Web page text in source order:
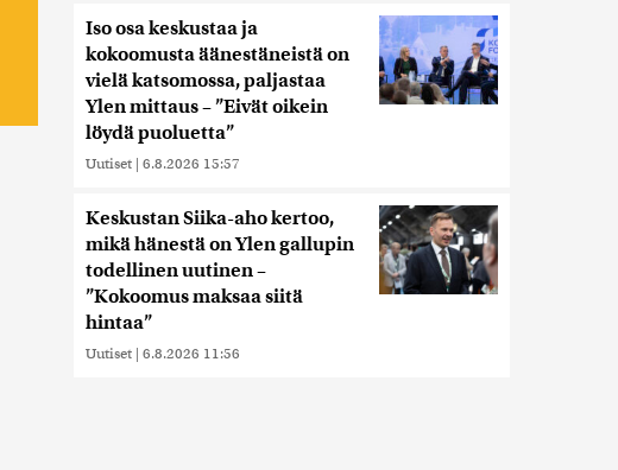
Iso osa keskustaa ja
kokoomusta äänestäneistä on
vielä katsomossa, paljastaa
Ylen mittaus – ”Eivät oikein
löydä puoluetta”
Uutiset | 6.8.2026 15:57
Keskustan Siika-aho kertoo,
mikä hänestä on Ylen gallupin
todellinen uutinen –
”Kokoomus maksaa siitä
hintaa”
Uutiset | 6.8.2026 11:56